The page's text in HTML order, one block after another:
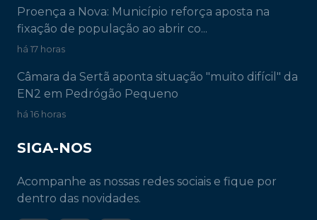
Proença a Nova: Município reforça aposta na
fixação de população ao abrir co...
há 17 horas
Câmara da Sertã aponta situação "muito difícil" da
EN2 em Pedrógão Pequeno
há 16 horas
SIGA-NOS
Acompanhe as nossas redes sociais e fique por
dentro das novidades.